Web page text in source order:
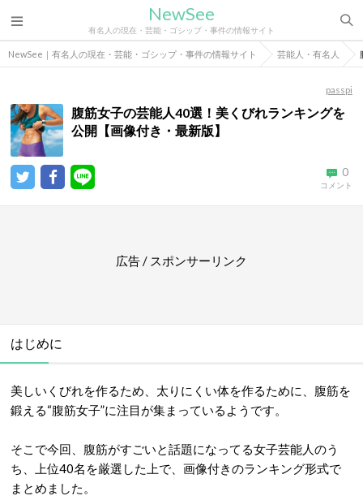
NewSee
有名人の現在・芸能・ゴシップ・事件の情報サイト
NewSee｜有名人の現在・芸能・ゴシップ・事件の情報サイト 芸能人・有名人
passpi
腹筋女子の芸能人40選！美くびれランキングを
公開【画像付き・最新版】
0
コメント
広告 / スポンサーリンク
はじめに
美しいくびれを作るため、太りにくい体を作るために、腹筋を
鍛える“腹筋女子”に注目が集まっているようです。
そこで今回、腹筋がすごいと話題になってる女子芸能人のう
ち、上位40名を厳選した上で、画像付きのランキング形式で
まとめました。